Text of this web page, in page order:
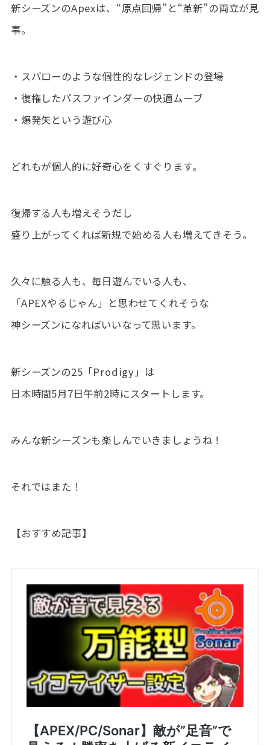
新シーズンのApexは、“原点回帰”と“革新”の両立が見
事。
・スパローのような個性的なレジェンドの登場
・復権したパスファインダーの快適ムーブ
・爆発矢という遊び心
どれもが個人的に好奇心をくすぐります。
復帰する人も増えそうだし
盛り上がってくれば新規で始める人も増えてきそう。
久々に触る人も、毎日遊んでいる人も、
「APEXやるじゃん」と思わせてくれそうな
神シーズンになればいいなって思います。
新シーズンの25「Prodigy」は
日本時間5月7日午前2時にスタートします。
みんな新シーズンも楽しんでいきましょうね！
それではまた！
【おすすめ記事】